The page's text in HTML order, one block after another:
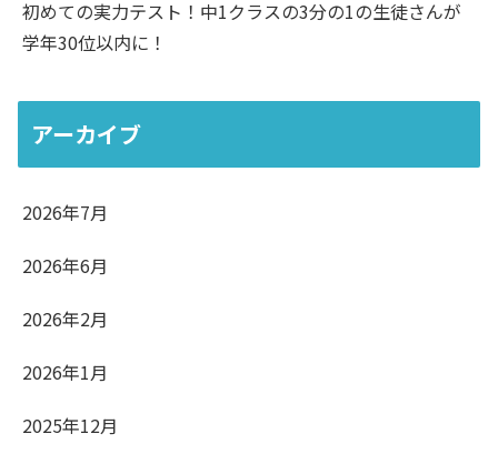
初めての実力テスト！中1クラスの3分の1の生徒さんが
学年30位以内に！
アーカイブ
2026年7月
2026年6月
2026年2月
2026年1月
2025年12月